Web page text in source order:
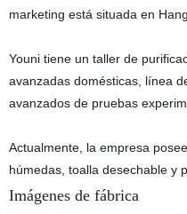
marketing está situada en
Youni tiene un taller de
avanzadas domésticas, línea
avanzados de pruebas
Actualmente, la empresa
húmedas, toalla desechable y
Imágenes de fábrica